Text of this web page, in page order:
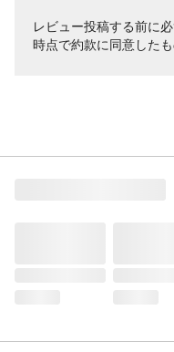
レビュー投稿する前に
時点で約款に同意したも